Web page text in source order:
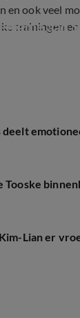
en ook veel
trainingen
aan
deelt
Tooske
Lian er